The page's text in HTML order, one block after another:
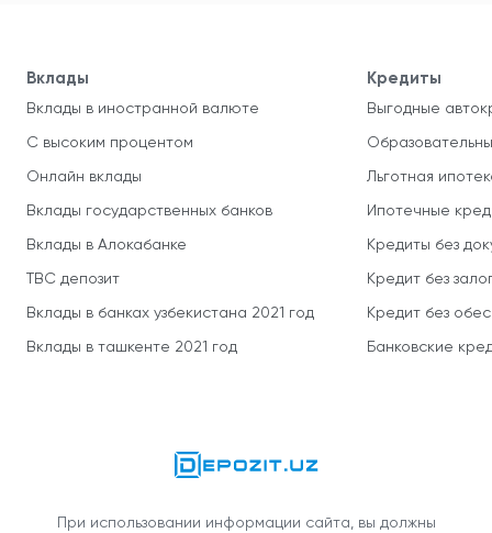
Вклады
Вклады в иностранной валюте
С высоким процентом
Онлайн вклады
Вклады государственных банков
Вклады в Алокабанке
TBC депозит
Вклады в банках узбекистана 2021 год
Вклады в ташкенте 2021 год
Кредиты
Выгодные
Льготная
Ипотечные
Кредиты без
Кредит без
Кредит без
Банковские
При использовании информации сайта, вы должны